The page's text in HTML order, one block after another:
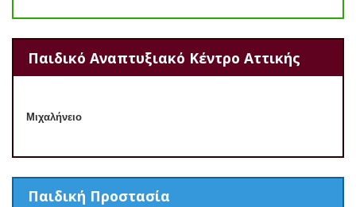
Παιδικό Αναπτυξιακό Κέντρο Αττικής
Μιχαλήνειο
Παιδική Προστασία